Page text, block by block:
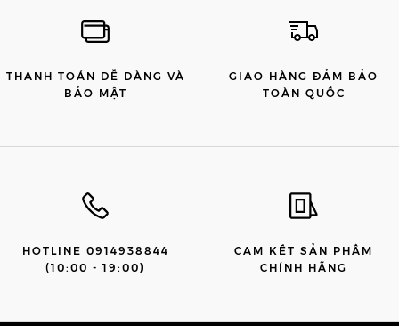
THANH TOÁN DỄ DÀNG VÀ
BẢO MẬT
GIAO HÀNG ĐẢM BẢO
TOÀN QUỐC
HOTLINE 0914938844
(10:00 - 19:00)
CAM KẾT SẢN PHẨM
CHÍNH HÃNG